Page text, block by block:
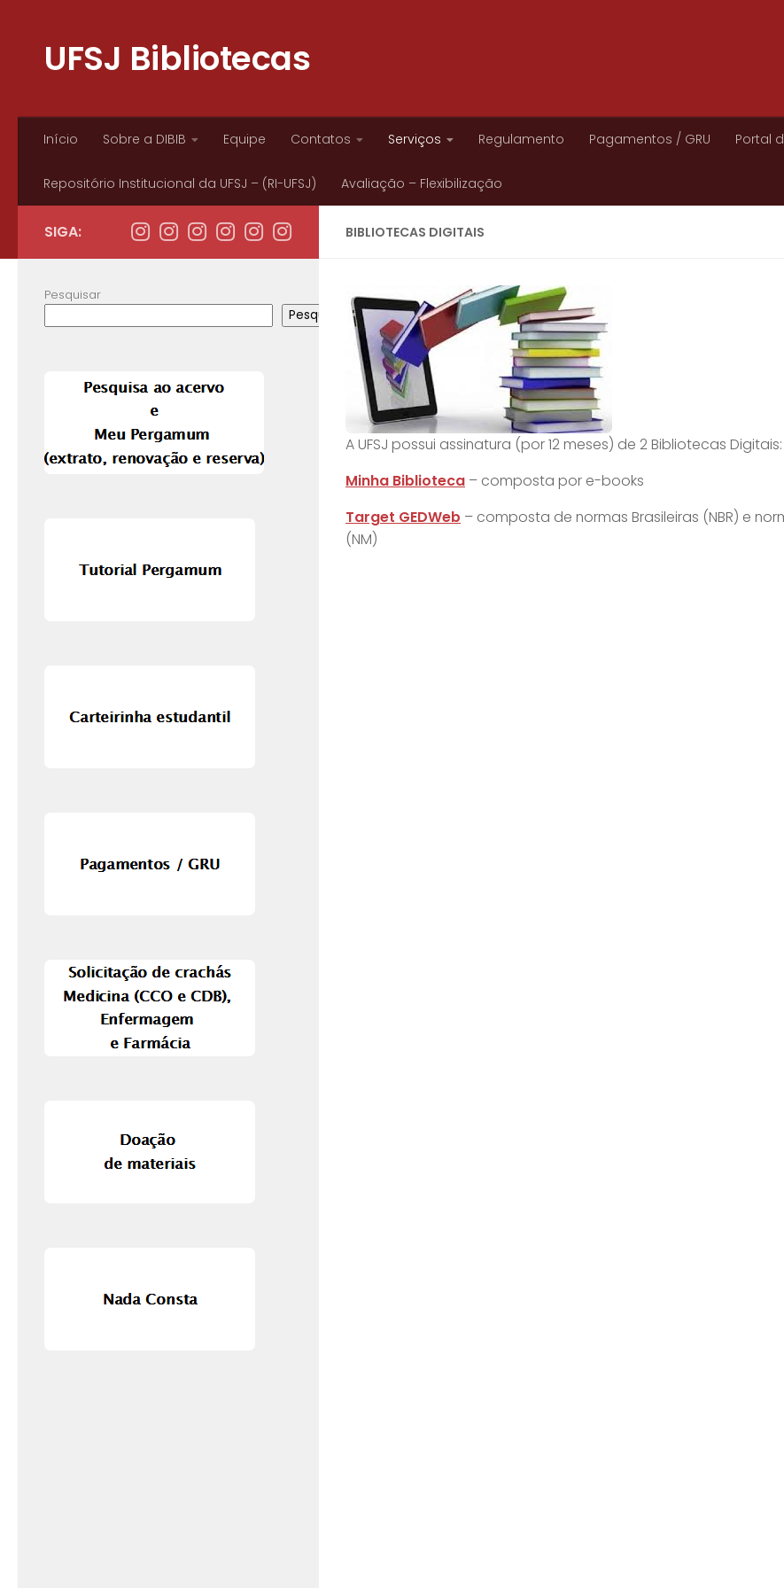
UFSJ Bibliotecas
Início Sobre a DIBIB Equipe Contatos Serviços Regulamento Pagamentos / GRU Portal
Repositório Institucional da UFSJ – (RI-UFSJ) Avaliação – Flexibilização
BIBLIOTECAS DIGITAIS
A UFSJ possui assinatura (por 12 meses) de 2 Bibliotecas Digitais:
Minha Biblioteca – composta por e-books
Target GEDWeb – composta de normas Brasileiras (NBR) e
(NM)
SIGA:
Pesquisar
Pesquisar